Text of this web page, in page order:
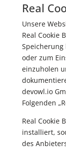
Real
Unsere
Real Cookie
Speicherung
oder zum
einzuholen
devowl.io
Folgenden
Real Cookie
installiert,
des